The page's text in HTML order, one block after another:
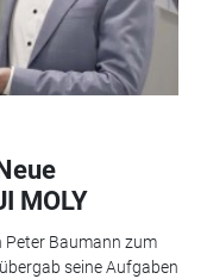
MOLY
Peter Baumann zum
seine Aufgaben